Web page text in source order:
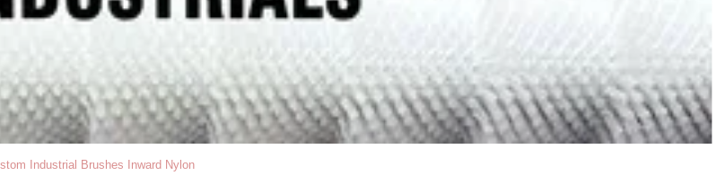
Industrial Brushes Inward Nylon